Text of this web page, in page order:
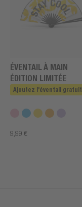
ÉVENTAIL À MAIN
ÉDITION LIMITÉE
Ajoutez l'éventail gratuit
9,99 €